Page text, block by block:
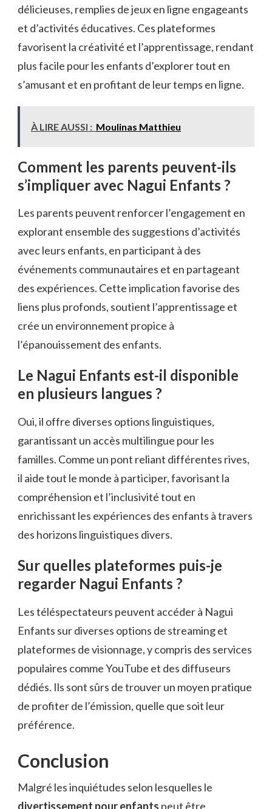
délicieuses, remplies de jeux en ligne engageants
et d’activités éducatives. Ces plateformes
favorisent la créativité et l’apprentissage, rendant
plus facile pour les enfants d’explorer tout en
s’amusant et en profitant de leur temps en ligne.
À LIRE AUSSI : Moulinas Matthieu
Comment les parents peuvent-ils
s’impliquer avec Nagui Enfants ?
Les parents peuvent renforcer l’engagement en
explorant ensemble des suggestions d’activités
avec leurs enfants, en participant à des
événements communautaires et en partageant
des expériences. Cette implication favorise des
liens plus profonds, soutient l’apprentissage et
crée un environnement propice à
l’épanouissement des enfants.
Le Nagui Enfants est-il disponible
en plusieurs langues ?
Oui, il offre diverses options linguistiques,
garantissant un accès multilingue pour les
familles. Comme un pont reliant différentes rives,
il aide tout le monde à participer, favorisant la
compréhension et l’inclusivité tout en
enrichissant les expériences des enfants à travers
des horizons linguistiques divers.
Sur quelles plateformes puis-je
regarder Nagui Enfants ?
Les téléspectateurs peuvent accéder à Nagui
Enfants sur diverses options de streaming et
plateformes de visionnage, y compris des services
populaires comme YouTube et des diffuseurs
dédiés. Ils sont sûrs de trouver un moyen pratique
de profiter de l’émission, quelle que soit leur
préférence.
Conclusion
Malgré les inquiétudes selon lesquelles le
divertissement pour enfants peut être